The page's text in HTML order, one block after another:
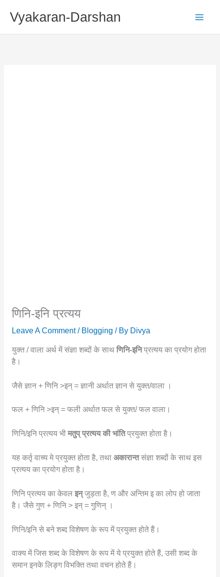
Vyakaran-Darshan
णिनि-इनि प्रत्यय
Leave A Comment / Blogging / By Divya
युक्त / वाला अर्थ में संज्ञा शब्दों के साथ णिनि-इनिप्रत्यय का प्रयोग होता
है।
जैसे ज्ञान + णिनि >इन् = ज्ञानी अर्थात ज्ञान से युक्त/वाला ।
फल + णिनि >इन् = फली अर्थात फल से युक्त/ फल वाला।
णिनि/इनि प्रत्यय भी मतुप् प्रत्यय की भांतिप्रयुक्त होता है।
यह कर्तृ वाच्य मे प्रयुक्त होता है, तथा अकारान्तसंज्ञा शब्दों के साथ इस
प्रत्यय का प्रयोग होता है।
णिनि प्रत्यय का केवल इन्जुड़ता है, ण और अन्तिम इ का लोप हो जाता
है। जैसे गुण + णिनि > इन् = गुणिन् ।
णिनि/इनि से बने शब्द विशेषण के रूप में प्रयुक्त होते हैं।
वाक्य में जिस शब्द के विशेषण के रूप में ये प्रयुक्त होते हैं, उसी शब्द के
समान इनके लिङ्ग विभक्ति तथा वचन होते हैं।